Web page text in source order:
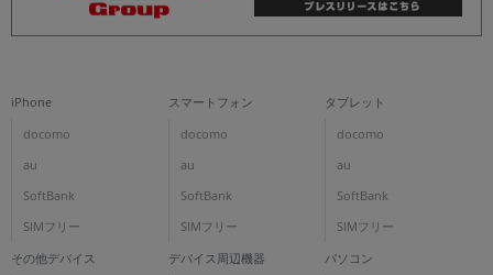
iPhone
docomo
au
SoftBank
SIMフリー
スマートフォン
docomo
au
SoftBank
SIMフリー
タブレット
docomo
au
SoftBank
SIMフリー
その他デバイス デバイス周辺機器 パソコン